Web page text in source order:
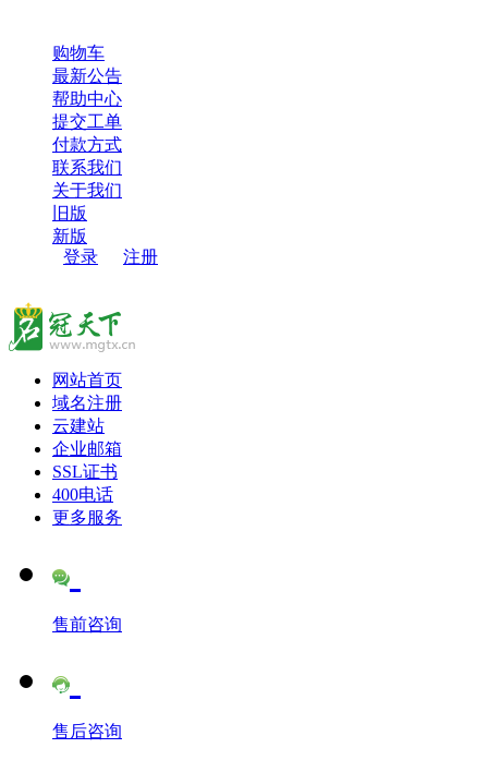
购物车
最新公告
帮助中心
提交工单
付款方式
联系我们
关于我们
旧版
新版
登录
注册
网站首页
域名注册
云建站
企业邮箱
SSL证书
400电话
更多服务
售前咨询
售后咨询